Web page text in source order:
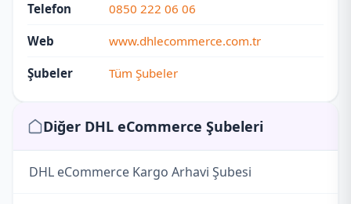
Telefon 0850 222 06 06
Web www.dhlecommerce.com.tr
Şubeler Tüm Şubeler
Diğer DHL eCommerce Şubeleri
DHL eCommerce Kargo Arhavi Şubesi